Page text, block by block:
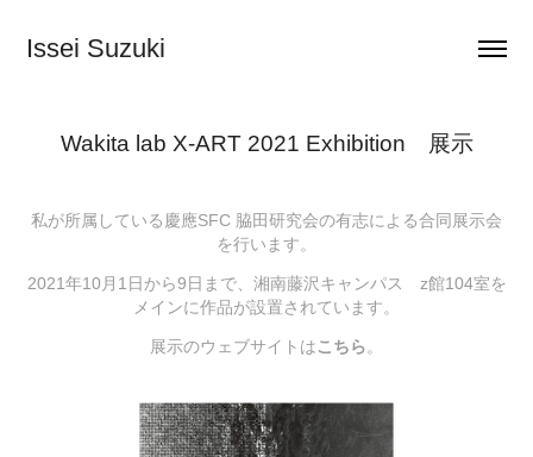
Issei Suzuki
Wakita lab X-ART 2021 Exhibition　展示
私が所属している慶應SFC 脇田研究会の有志による合同展示会
を行います。
2021年10月1日から9日まで、湘南藤沢キャンパス z館104室を
メインに作品が設置されています。
展示のウェブサイトはこちら。